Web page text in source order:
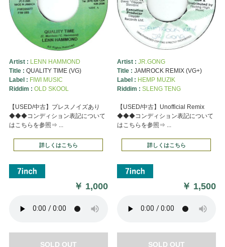
Artist : LENN HAMMOND
Title : QUALITY TIME (VG)
Label : FIWI MUSIC
Riddim : OLD SKOOL
【USED/中古】プレスノイズあり
◆◆◆コンディション表記について
はこちらを参照⇒ ...
詳しくはこちら
￥ 1,000
SOLD OUT
Artist : JR.GONG
Title : JAMROCK REMIX (VG+)
Label : HEMP MUZIK
Riddim : SLENG TENG
【USED/中古】Unofficial Remix
◆◆◆コンディション表記について
はこちらを参照⇒ ...
詳しくはこちら
￥ 1,500
SOLD OUT